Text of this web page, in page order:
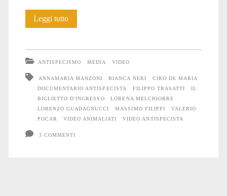
Leggi tuttoIl
ANTISPECISMO MEDIA VIDEO
ANNAMARIA MANZONI BIANCA NERI
CIRO DE MARIA
DOCUMENTARIO ANTISPECISTA
FILIPPO TRASATTI
IL
BIGLIETTO D'INGRESSO
LORENA MELCHIORRE
LORENZO GUADAGNUCCI
MASSIMO FILIPPI
VALERIO
POCAR
VIDEO ANIMALIATI VIDEO ANTISPECISTA
3 COMMENTI